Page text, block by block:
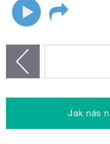
Jak nás